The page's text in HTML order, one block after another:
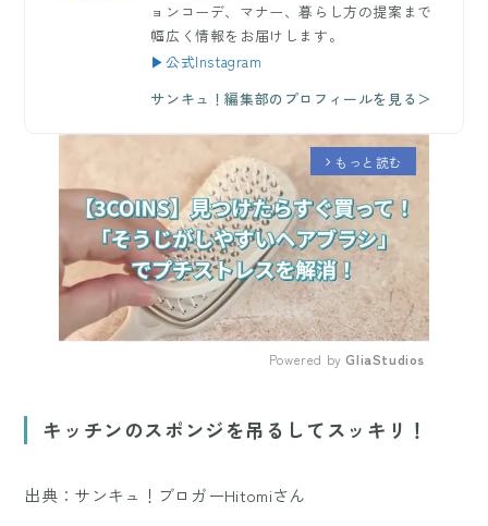
ョンコーデ、マナー、暮らし方の提案まで
幅広く情報をお届けします。
▶公式Instagram
サンキュ！編集部のプロフィールを見る＞
arrow_forward_ios もっと読む
Powered by GliaStudios
キッチンのスポンジを吊るしてスッキリ！
出典：サンキュ！ブロガーHitomiさん